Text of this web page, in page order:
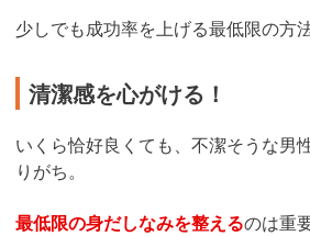
少しでも成功率を上げる最低限の方
清潔感を心がける！
いくら恰好良くても、不潔そうな男
りがち。
最低限の身だしなみを整えるのは重